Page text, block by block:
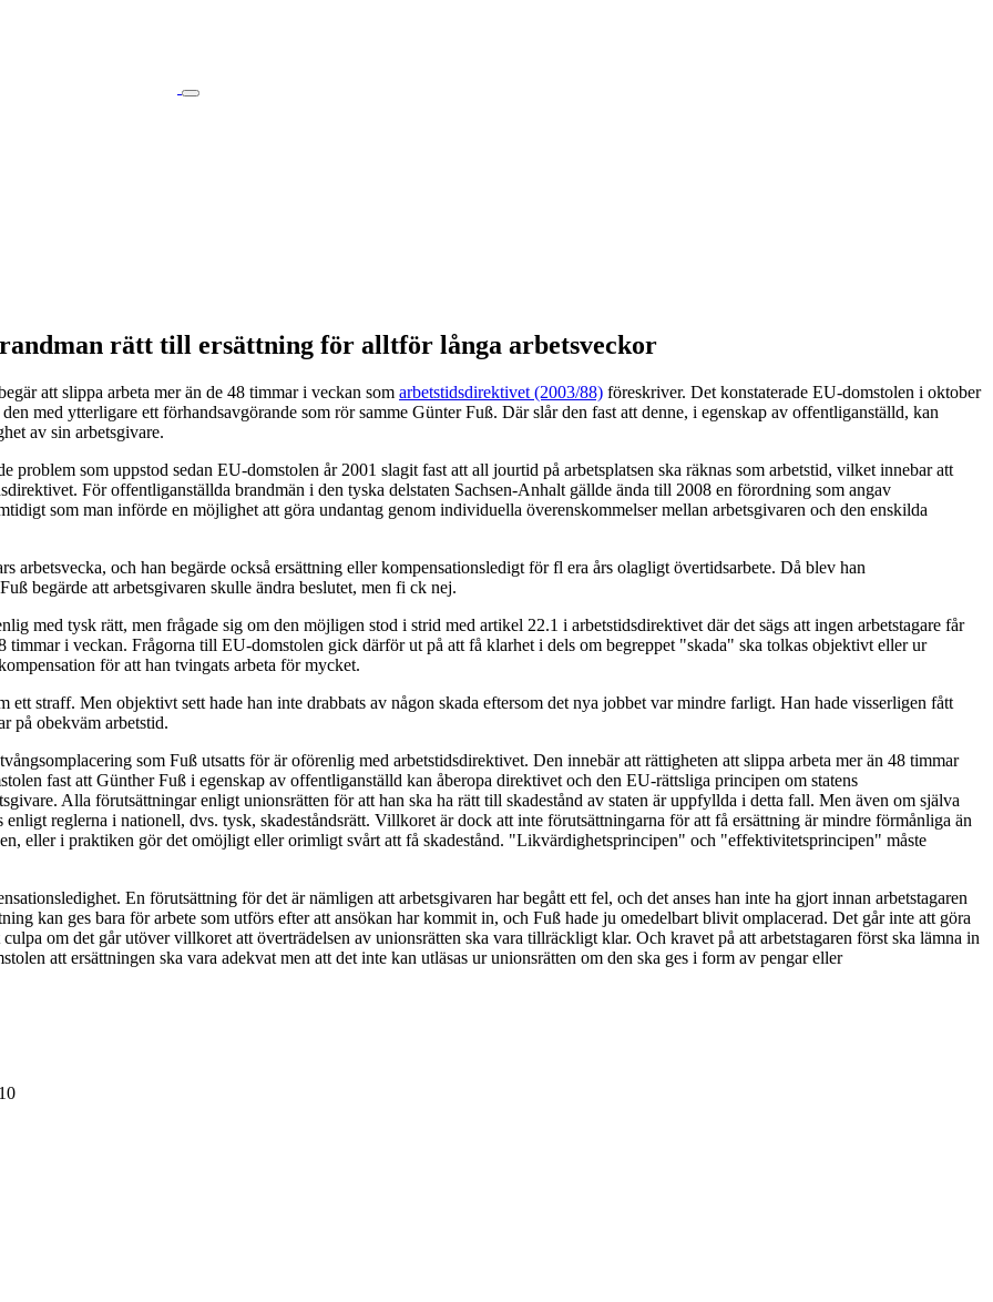
rätt till ersättning för alltför långa arbetsveckor
att slippa arbeta mer än de 48 timmar i veckan som arbetstidsdirektivet (2003/88) föreskriver. Det konstaterade EU-domstolen i oktober
med ytterligare ett förhandsavgörande som rör samme Günter Fuß. Där slår den fast att denne, i egenskap av offentliganställd, kan
av sin arbetsgivare.
problem som uppstod sedan EU-domstolen år 2001 slagit fast att all jourtid på arbetsplatsen ska räknas som arbetstid, vilket innebar att
För offentliganställda brandmän i den tyska delstaten Sachsen-Anhalt gällde ända till 2008 en förordning som angav
som man införde en möjlighet att göra undantag genom individuella överenskommelser mellan arbetsgivaren och den enskilda
arbetsvecka, och han begärde också ersättning eller kompensationsledigt för fl era års olagligt övertidsarbete. Då blev han
begärde att arbetsgivaren skulle ändra beslutet, men fi ck nej.
med tysk rätt, men frågade sig om den möjligen stod i strid med artikel 22.1 i arbetstidsdirektivet där det sägs att ingen arbetstagare får
timmar i veckan. Frågorna till EU-domstolen gick därför ut på att få klarhet i dels om begreppet "skada" ska tolkas objektivt eller ur
för att han tvingats arbeta för mycket.
straff. Men objektivt sett hade han inte drabbats av någon skada eftersom det nya jobbet var mindre farligt. Han hade visserligen fått
på obekväm arbetstid.
som Fuß utsatts för är oförenlig med arbetstidsdirektivet. Den innebär att rättigheten att slippa arbeta mer än 48 timmar
fast att Günther Fuß i egenskap av offentliganställd kan åberopa direktivet och den EU-rättsliga principen om statens
Alla förutsättningar enligt unionsrätten för att han ska ha rätt till skadestånd av staten är uppfyllda i detta fall. Men även om själva
enligt reglerna i nationell, dvs. tysk, skadeståndsrätt. Villkoret är dock att inte förutsättningarna för att få ersättning är mindre förmånliga än
eller i praktiken gör det omöjligt eller orimligt svårt att få skadestånd. "Likvärdighetsprincipen" och "effektivitetsprincipen" måste
En förutsättning för det är nämligen att arbetsgivaren har begått ett fel, och det anses han inte ha gjort innan arbetstagaren
kan ges bara för arbete som utförs efter att ansökan har kommit in, och Fuß hade ju omedelbart blivit omplacerad. Det går inte att göra
om det går utöver villkoret att överträdelsen av unionsrätten ska vara tillräckligt klar. Och kravet på att arbetstagaren först ska lämna in
att ersättningen ska vara adekvat men att det inte kan utläsas ur unionsrätten om den ska ges i form av pengar eller